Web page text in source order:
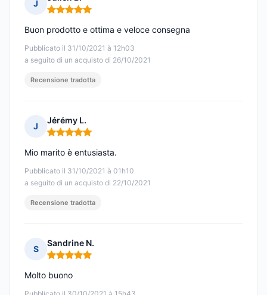
J
Nota: 5 su 5
Pubblicato il 31/10/2021 à 12h03
a seguito di un acquisto di 26/10/2021
Buon prodotto e ottima e veloce consegna
Recensione tradotta
J
Jérémy L.
Nota: 5 su 5
Pubblicato il 31/10/2021 à 01h10
a seguito di un acquisto di 22/10/2021
Mio marito è entusiasta.
Recensione tradotta
S
Sandrine N.
Nota: 5 su 5
Molto buono